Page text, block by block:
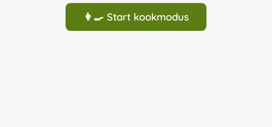
👩‍🍳 Start kookmodus